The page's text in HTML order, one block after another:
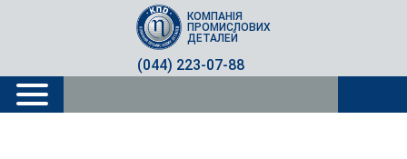
(044) 223-07-88
КОМПАНІЯ
ПРОМИСЛОВИХ
ДЕТАЛЕЙ